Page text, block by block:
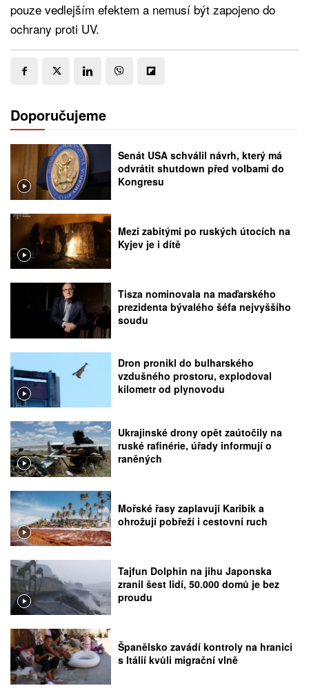
pouze vedlejším efektem a nemusí být zapojeno do
ochrany proti UV.
Doporučujeme
Senát USA schválil návrh, který má
odvrátit shutdown před volbami do
Kongresu
Mezi zabitými po ruských útocích na
Kyjev je i dítě
Tisza nominovala na maďarského
prezidenta bývalého šéfa nejvyššího
soudu
Dron pronikl do bulharského
vzdušného prostoru, explodoval
kilometr od plynovodu
Ukrajinské drony opět zaútočily na
ruské rafinérie, úřady informují o
raněných
Mořské řasy zaplavují Karibik a
ohrožují pobřeží i cestovní ruch
Tajfun Dolphin na jihu Japonska
zranil šest lidí, 50.000 domů je bez
proudu
Španělsko zavádí kontroly na hranici
s Itálií kvůli migrační vlně